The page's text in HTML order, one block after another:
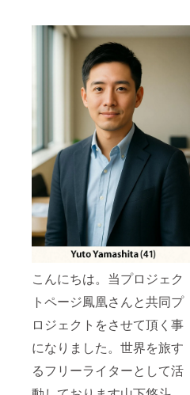
こんにちは。当プロジェク
トページ鳳凰さんと共同プ
ロジェクトをさせて頂く事
になりました。世界を旅す
るフリーライターとして活